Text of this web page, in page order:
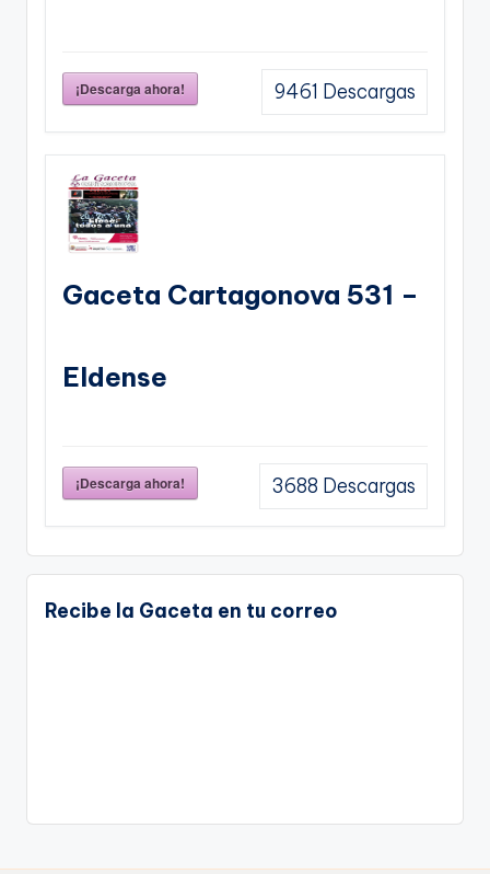
¡Descarga ahora! 9461 Descargas
Gaceta Cartagonova 531 –
Eldense
¡Descarga ahora! 3688 Descargas
Recibe la Gaceta en tu correo